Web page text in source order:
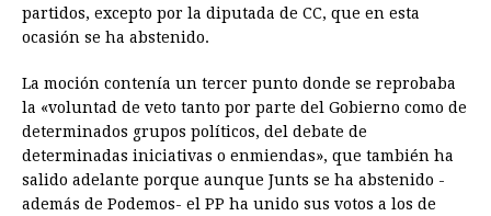
partidos, excepto por la diputada de CC, que en esta
ocasión se ha abstenido.
La moción contenía un tercer punto donde se reprobaba
la «voluntad de veto tanto por parte del Gobierno como de
determinados grupos políticos, del debate de
determinadas iniciativas o enmiendas», que también ha
salido adelante porque aunque Junts se ha abstenido -
además de Podemos- el PP ha unido sus votos a los de